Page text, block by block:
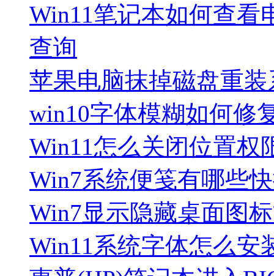
Win11笔记本如何查看
查询
苹果电脑抹掉磁盘重
win10字体模糊如何修
Win11怎么关闭位置权
Win7系统便笺有哪些
Win7显示隐藏桌面图
Win11系统字体怎么安